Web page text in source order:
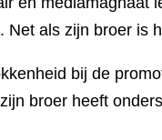
als zijn broer is
bij de
broer heeft